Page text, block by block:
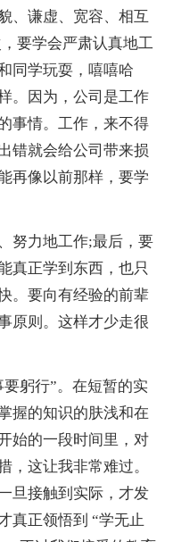
、谦虚、宽容、相互
要学会严肃认真地工
同学玩耍，嘻嘻哈
。因为，公司是工作
事情。工作，来不得
错就会给公司带来损
再像以前那样，要学
力地工作;最后，要
真正学到东西，也只
。要向有经验的前辈
原则。这样才少走很
躬行”。在短暂的实
握的知识的肤浅和在
始的一段时间里，对
，这让我非常难过。
旦接触到实际，才发
真正领悟到 “学无止